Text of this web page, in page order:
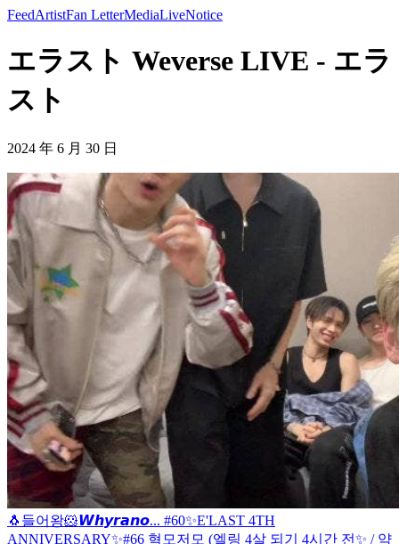
FeedArtistFan LetterMediaLiveNotice
エラスト Weverse LIVE - エラ
スト
2024 年 6 月 30 日
🐧 들어왕🐹𝙒𝙝𝙮𝙧𝙖𝙣𝙤... #60✨E'LAST 4TH
ANNIVERSARY✨#66 혁모저모 (엘링 4살 되기 4시간 전✨ / 약